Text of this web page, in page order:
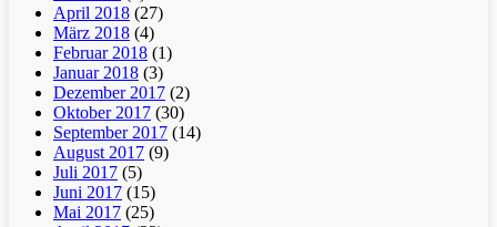
April 2018 (27)
März 2018 (4)
Februar 2018 (1)
Januar 2018 (3)
Dezember 2017 (2)
Oktober 2017 (30)
September 2017 (14)
August 2017 (9)
Juli 2017 (5)
Juni 2017 (15)
Mai 2017 (25)